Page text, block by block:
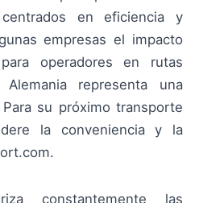
en eficiencia y
empresas el impacto
operadores en rutas
representa una
su próximo transporte
la conveniencia y la
constantemente las